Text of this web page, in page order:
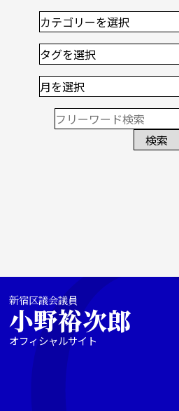
新宿区議会議員
小野裕次郎
オフィシャルサイト